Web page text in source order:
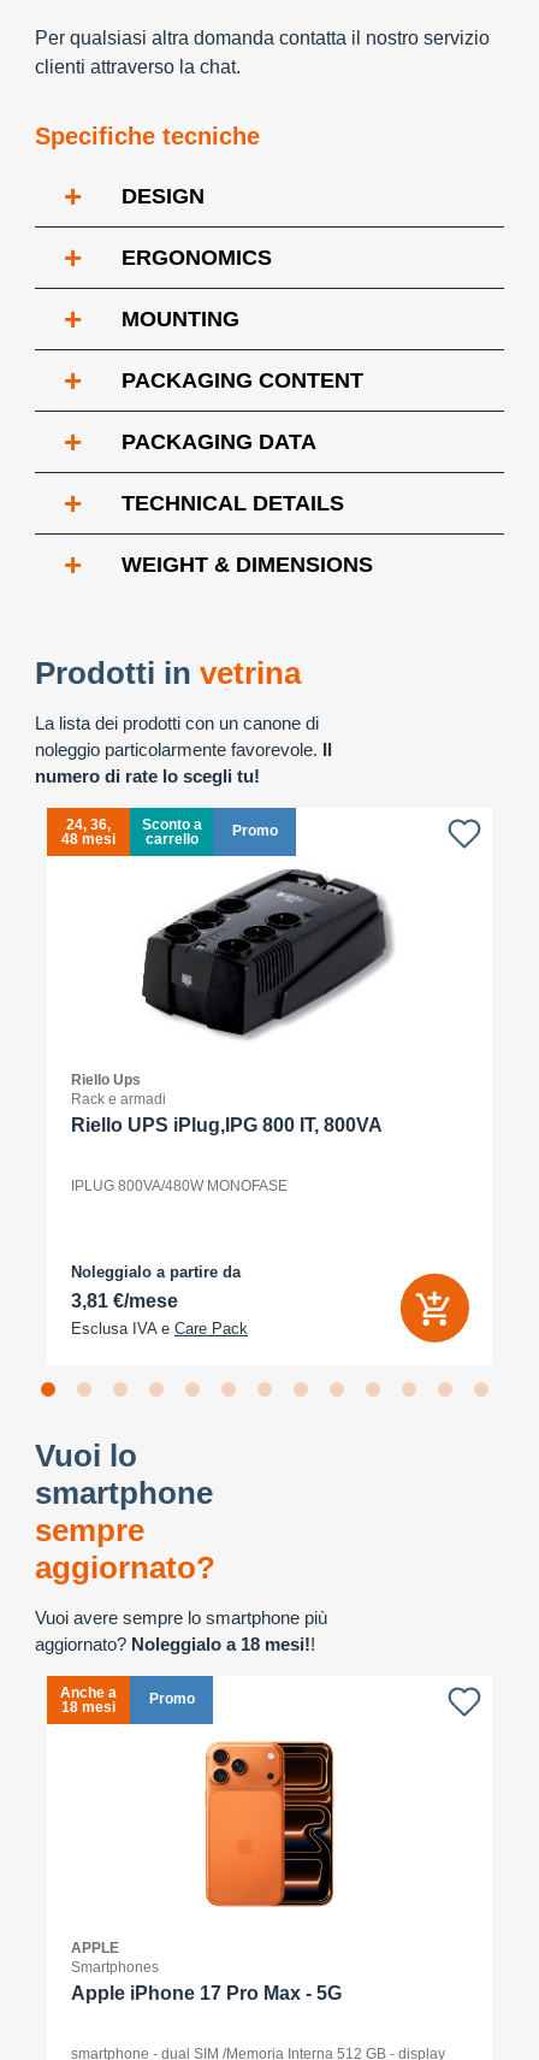
Per qualsiasi altra domanda contatta il nostro servizio
clienti attraverso la chat.
Specifiche tecniche
+ DESIGN
+ ERGONOMICS
+ MOUNTING
+ PACKAGING CONTENT
+ PACKAGING DATA
+ TECHNICAL DETAILS
+ WEIGHT & DIMENSIONS
Prodotti in vetrina
La lista dei prodotti con un canone di
noleggio particolarmente favorevole. Il
numero di rate lo scegli tu!
24, 36,
48 mesi
Sconto a
carrello
Promo
Riello Ups
Rack e armadi
Riello UPS iPlug,IPG 800 IT, 800VA
IPLUG 800VA/480W MONOFASE
Noleggialo a partire da
3,81 €/mese
Esclusa IVA e Care Pack
Vuoi lo
smartphone
sempre
aggiornato?
Vuoi avere sempre lo smartphone più
aggiornato? Noleggialo a 18 mesi!!
Anche a
18 mesi
Promo
APPLE
Smartphones
Apple iPhone 17 Pro Max - 5G
smartphone - dual SIM /Memoria Interna 512 GB - display